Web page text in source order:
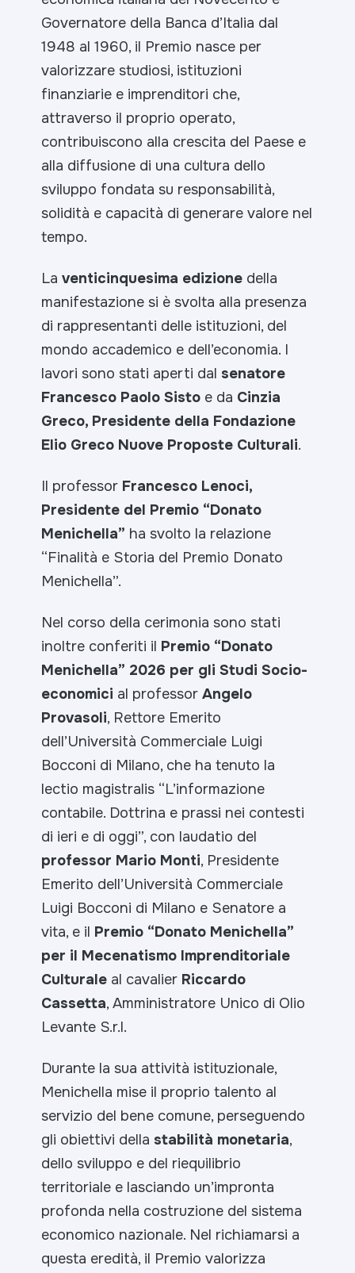
Governatore della Banca d’Italia dal
1948 al 1960, il Premio nasce per
valorizzare studiosi, istituzioni
finanziarie e imprenditori che,
attraverso il proprio operato,
contribuiscono alla crescita del Paese e
alla diffusione di una cultura dello
sviluppo fondata su responsabilità,
solidità e capacità di generare valore nel
tempo.
Laventicinquesima edizione della
manifestazione si è svolta alla presenza
di rappresentanti delle istituzioni, del
mondo accademico e dell’economia. I
lavori sono stati aperti dal senatore
Francesco Paolo Sisto e da Cinzia
Greco, Presidente della Fondazione
Elio Greco Nuove Proposte Culturali.
Il professor Francesco Lenoci,
Presidente del Premio “Donato
Menichella” ha svolto la relazione
“Finalità e Storia del Premio Donato
Menichella”.
Nel corso della cerimonia sono stati
inoltre conferiti il Premio “Donato
Menichella” 2026 per gli Studi Socio-
economici al professorAngelo
Provasoli, Rettore Emerito
dell’Università Commerciale Luigi
Bocconi di Milano, che ha tenuto la
lectio magistralis “L’informazione
contabile. Dottrina e prassi nei contesti
di ieri e di oggi”, con laudatio del
professor Mario Monti, Presidente
Emerito dell’Università Commerciale
Luigi Bocconi di Milano e Senatore a
vita, e il Premio “Donato Menichella”
per il Mecenatismo Imprenditoriale
Culturale al cavalier Riccardo
Cassetta, Amministratore Unico di Olio
Levante S.r.l.
Durante la sua attività istituzionale,
Menichella mise il proprio talento al
servizio del bene comune, perseguendo
gli obiettivi della stabilità monetaria,
dello sviluppo e del riequilibrio
territoriale e lasciando un’impronta
profonda nella costruzione del sistema
economico nazionale. Nel richiamarsi a
questa eredità, il Premio valorizza